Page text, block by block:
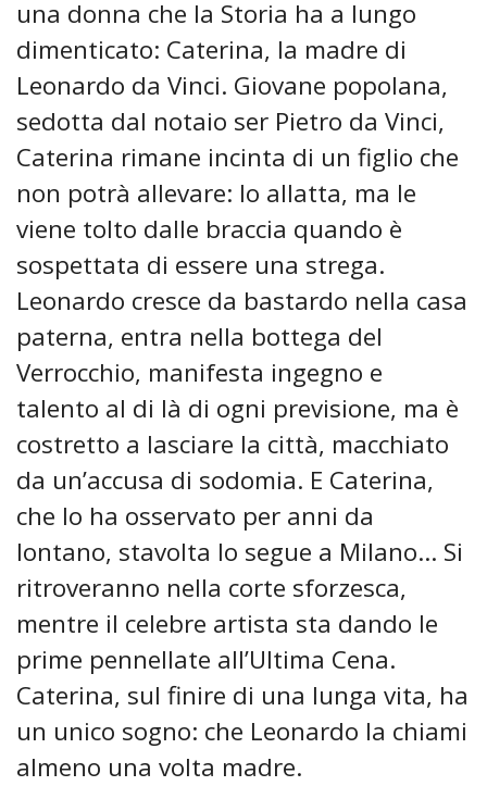
una donna che la Storia ha a lungo
dimenticato: Caterina, la madre di
Leonardo da Vinci. Giovane popolana,
sedotta dal notaio ser Pietro da Vinci,
Caterina rimane incinta di un figlio che
non potrà allevare: lo allatta, ma le
viene tolto dalle braccia quando è
sospettata di essere una strega.
Leonardo cresce da bastardo nella casa
paterna, entra nella bottega del
Verrocchio, manifesta ingegno e
talento al di là di ogni previsione, ma è
costretto a lasciare la città, macchiato
da un’accusa di sodomia. E Caterina,
che lo ha osservato per anni da
lontano, stavolta lo segue a Milano… Si
ritroveranno nella corte sforzesca,
mentre il celebre artista sta dando le
prime pennellate all’Ultima Cena.
Caterina, sul finire di una lunga vita, ha
un unico sogno: che Leonardo la chiami
almeno una volta madre.